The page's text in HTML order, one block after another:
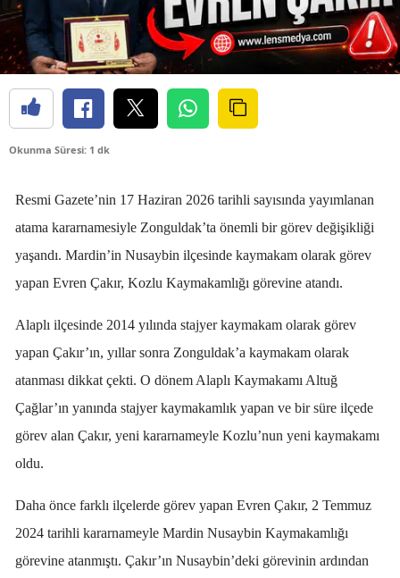
Okunma Süresi: 1 dk
Resmi Gazete’nin 17 Haziran 2026 tarihli sayısında yayımlanan
atama kararnamesiyle Zonguldak’ta önemli bir görev değişikliği
yaşandı. Mardin’in Nusaybin ilçesinde kaymakam olarak görev
yapan Evren Çakır, Kozlu Kaymakamlığı görevine atandı.
Alaplı ilçesinde 2014 yılında stajyer kaymakam olarak görev
yapan Çakır’ın, yıllar sonra Zonguldak’a kaymakam olarak
atanması dikkat çekti. O dönem Alaplı Kaymakamı Altuğ
Çağlar’ın yanında stajyer kaymakamlık yapan ve bir süre ilçede
görev alan Çakır, yeni kararnameyle Kozlu’nun yeni kaymakamı
oldu.
Daha önce farklı ilçelerde görev yapan Evren Çakır, 2 Temmuz
2024 tarihli kararnameyle Mardin Nusaybin Kaymakamlığı
görevine atanmıştı. Çakır’ın Nusaybin’deki görevinin ardından